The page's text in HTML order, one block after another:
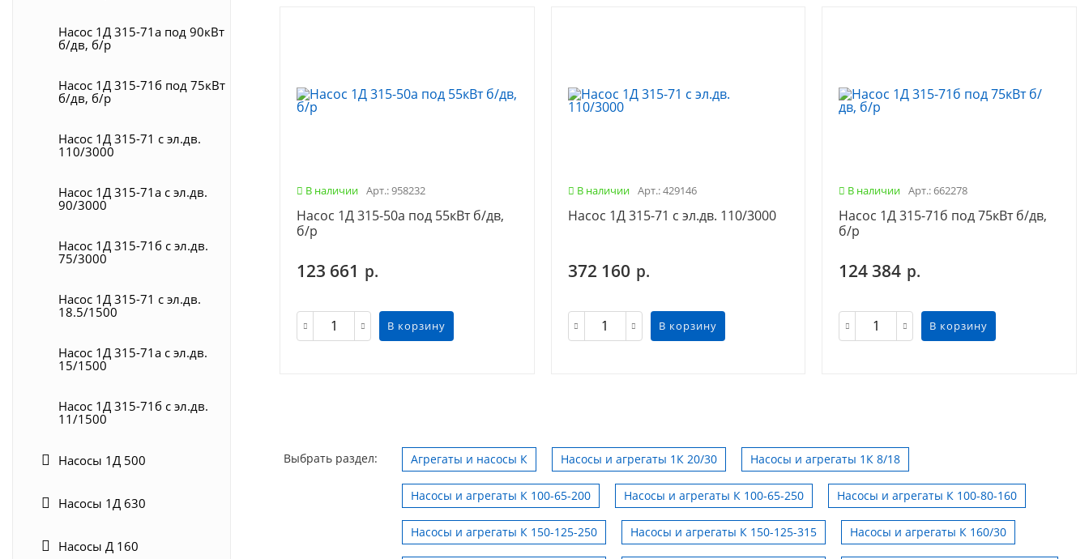
Насос 1Д 315-71а под 90кВт
б/дв, б/р
Насос 1Д 315-71б под 75кВт
б/дв, б/р
Насос 1Д 315-71 с эл.дв.
110/3000
Насос 1Д 315-71а с эл.дв.
90/3000
Насос 1Д 315-71б с эл.дв.
75/3000
Насос 1Д 315-71 с эл.дв.
18.5/1500
Насос 1Д 315-71а с эл.дв.
15/1500
Насос 1Д 315-71б с эл.дв.
11/1500
Насосы 1Д 500
Насосы 1Д 630
Насосы Д 160
В наличии Арт.: 958232
Насос 1Д 315-50а под 55кВт б/дв,
б/р
123 661 р.
В корзину
В наличии Арт.: 429146
Насос 1Д 315-71 с эл.дв. 110/3000
372 160 р.
В корзину
В наличии Арт.: 662278
Насос 1Д 315-71б под 75кВт б/дв,
б/р
124 384 р.
В корзину
Выбрать раздел: Агрегаты и насосы К Насосы и агрегаты 1К 20/30 Насосы и агрегаты 1К 8/18
Насосы и агрегаты К 100-65-200 Насосы и агрегаты К 100-65-250 Насосы и агрегаты К 100-80-160
Насосы и агрегаты К 150-125-250 Насосы и агрегаты К 150-125-315 Насосы и агрегаты К 160/30